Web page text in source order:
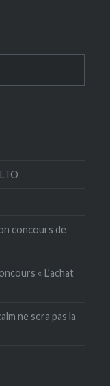
concours de
« L’achat
ne sera pas la